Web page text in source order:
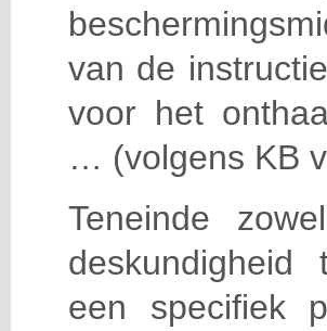
van de
voor het
… (volgens KB
Teneinde
een specifiek